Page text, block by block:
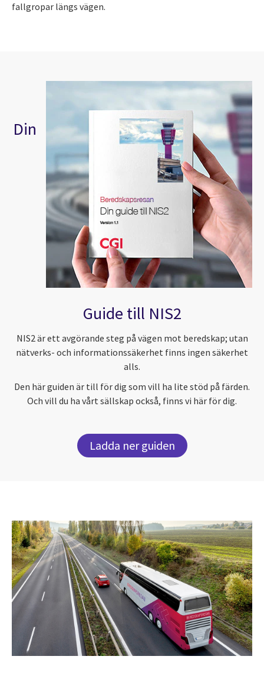
fallgropar längs vägen.
Din
Guide till NIS2
NIS2 är ett avgörande steg på vägen mot beredskap; utan
nätverks- och informationssäkerhet finns ingen säkerhet
alls.
Den här guiden är till för dig som vill ha lite stöd på färden.
Och vill du ha vårt sällskap också, finns vi här för dig.
Ladda ner guiden